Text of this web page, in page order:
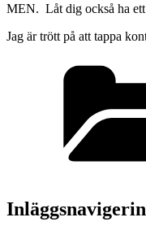
MEN. Låt dig också ha ett
Jag är trött på att tappa